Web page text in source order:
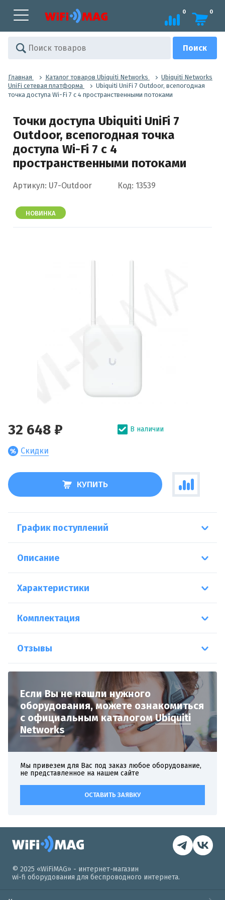
0 0
Главная Каталог товаров Ubiquiti Networks
Ubiquiti Networks
UniFi сетевая платформа
Ubiquiti UniFi 7 Outdoor, всепогодная
точка доступа Wi-Fi 7 с 4 пространственными потоками
Точки доступа Ubiquiti UniFi 7
Outdoor, всепогодная точка
доступа Wi-Fi 7 с 4
пространственными потоками
Артикул: U7-Outdoor Код: 13539
НОВИНКА
32 648 ₽
Скидки
В наличии
КУПИТЬ
График поступлений
Описание
Характеристики
Комплектация
Отзывы
Если Вы не нашли нужного
оборудования,можете ознакомиться
с официальнымкаталогомUbiquiti
Networks
Мы привезем для Вас под заказ любое оборудование,
не представленное на нашем сайте
ОСТАВИТЬ ЗАЯВКУ
© 2025 «WiFiMAG» - интернет-магазин
wi-fi оборудования для беспроводного интернета.